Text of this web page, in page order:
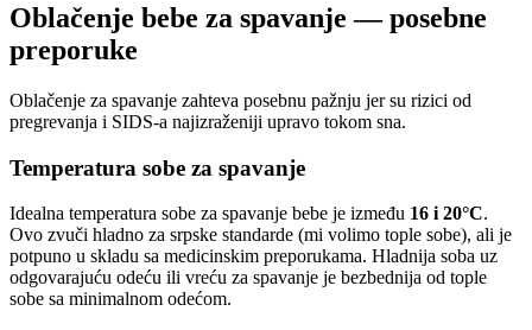
Oblačenje bebe za spavanje — posebne
preporuke
Oblačenje za spavanje zahteva posebnu pažnju jer su rizici od
pregrevanja i SIDS-a najizraženiji upravo tokom sna.
Temperatura sobe za spavanje
Idealna temperatura sobe za spavanje bebe je između 16 i 20°C.
Ovo zvuči hladno za srpske standarde (mi volimo tople sobe), ali je
potpuno u skladu sa medicinskim preporukama. Hladnija soba uz
odgovarajuću odeću ili vreću za spavanje je bezbednija od tople
sobe sa minimalnom odećom.